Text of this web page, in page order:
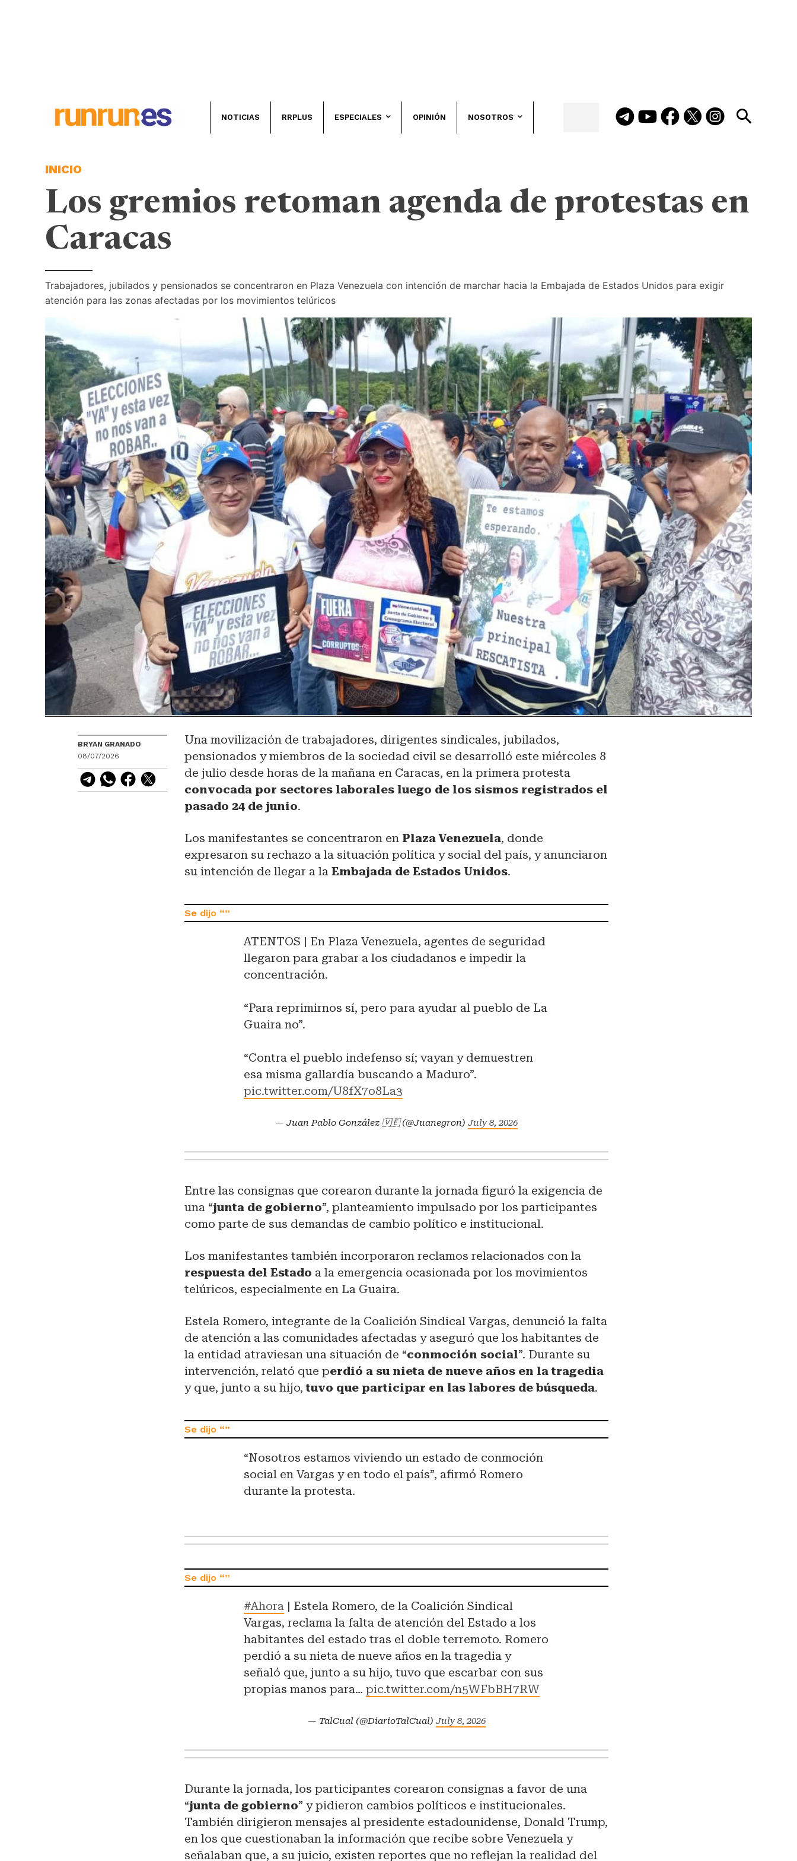
NOTICIAS RRPLUS ESPECIALES OPINIÓN NOSOTROS
INICIO
Los gremios retoman agenda de protestas en
Caracas
Trabajadores, jubilados y pensionados se concentraron en Plaza Venezuela con intención de marchar hacia la Embajada de Estados Unidos para exigir
atención para las zonas afectadas por los movimientos telúricos
BRYAN GRANADO
08/07/2026
Una movilización de trabajadores, dirigentes sindicales, jubilados,
pensionados y miembros de la sociedad civil se desarrolló este miércoles 8
de julio desde horas de la mañana en Caracas, en la primera protesta
convocada por sectores laborales luego de los sismos registrados el
pasado 24 de junio.
Los manifestantes se concentraron en Plaza Venezuela, donde
expresaron su rechazo a la situación política y social del país, y anunciaron
su intención de llegar a laEmbajada de Estados Unidos.
ATENTOS | En Plaza Venezuela, agentes de seguridad
llegaron para grabar a los ciudadanos e impedir la
concentración.
“Para reprimirnos sí, pero para ayudar al pueblo de La
Guaira no”.
“Contra el pueblo indefenso sí; vayan y demuestren
esa misma gallardía buscando a Maduro”.
pic.twitter.com/U8fX7o8La3
— Juan Pablo González 🇻🇪 (@Juanegron)July 8, 2026
Entre las consignas que corearon durante la jornada figuró la exigencia de
una “junta de gobierno”, planteamiento impulsado por los participantes
como parte de sus demandas de cambio político e institucional.
Los manifestantes también incorporaron reclamos relacionados con la
respuesta del Estado a la emergencia ocasionada por los movimientos
telúricos, especialmente en La Guaira.
Estela Romero, integrante de la Coalición Sindical Vargas, denunció la falta
de atención a las comunidades afectadas y aseguró que los habitantes de
la entidad atraviesan una situación de “conmoción social”. Durante su
intervención, relató que perdió a su nieta de nueve años en la tragedia
y que, junto a su hijo,tuvo que participar en las labores de búsqueda.
“Nosotros estamos viviendo un estado de conmoción
social en Vargas y en todo el país”, afirmó Romero
durante la protesta.
#Ahora | Estela Romero, de la Coalición Sindical
Vargas, reclama la falta de atención del Estado a los
habitantes del estado tras el doble terremoto. Romero
perdió a su nieta de nueve años en la tragedia y
señaló que, junto a su hijo, tuvo que escarbar con sus
propias manos para…pic.twitter.com/n5WFbBH7RW
— TalCual (@DiarioTalCual) July 8, 2026
Durante la jornada, los participantes corearon consignas a favor de una
“junta de gobierno” y pidieron cambios políticos e institucionales.
También dirigieron mensajes al presidente estadounidense, Donald Trump,
en los que cuestionaban la información que recibe sobre Venezuela y
señalaban que, a su juicio, existen reportes que no reflejan la realidad del